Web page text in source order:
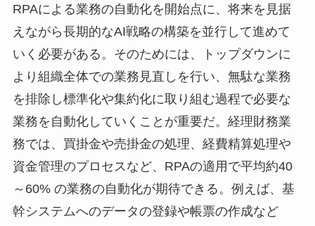
RPAによる業務の自動化を開始点に、将来を見据
えながら長期的なAI戦略の構築を並行して進めて
いく必要がある。そのためには、トップダウンに
より組織全体での業務見直しを行い、無駄な業務
を排除し標準化や集約化に取り組む過程で必要な
業務を自動化していくことが重要だ。経理財務業
務では、買掛金や売掛金の処理、経費精算処理や
資金管理のプロセスなど、RPAの適用で平均約40
～60% の業務の自動化が期待できる。例えば、基
幹システムへのデータの登録や帳票の作成など